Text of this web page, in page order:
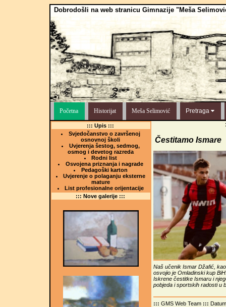
Dobrodošli na web stranicu Gimnazije "Meša
Početna Historijat Meša Selimović Pretraga
::: Upis :::
Svjedočanstvo o završenoj
osnovnoj školi
Uvjerenja šestog, sedmog,
osmog i devetog razreda
Rodni list
Osvojena priznanja i nagrade
Pedagoški karton
Uvjerenje o polaganju eksterne
mature
List profesionalne orijentacije
::: Nove galerije :::
Čestitamo Ismare
Naš učenik Ismar Džafić,
osvojio je Omladinski kup
Iskrene čestitke Ismaru i
pobjeda i sportskih radosti u
::: GMS Web Team :::